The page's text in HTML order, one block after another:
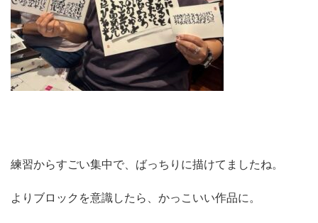
練習からすごい集中で、ばっちりに描けてましたね。
よりブロックを意識したら、かっこいい作品に。